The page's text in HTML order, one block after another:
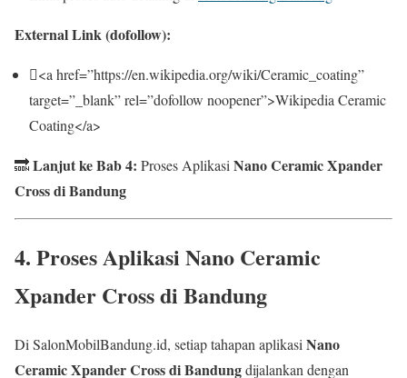
External Link (dofollow):
<a href=”https://en.wikipedia.org/wiki/Ceramic_coating”
target=”_blank” rel=”dofollow noopener”>Wikipedia Ceramic
Coating</a>
🔜Lanjut ke Bab 4: Proses Aplikasi Nano Ceramic Xpander
Cross di Bandung
4. Proses Aplikasi Nano Ceramic
Xpander Cross di Bandung
Di SalonMobilBandung.id, setiap tahapan aplikasiNano
Ceramic Xpander Cross di Bandungdijalankan dengan